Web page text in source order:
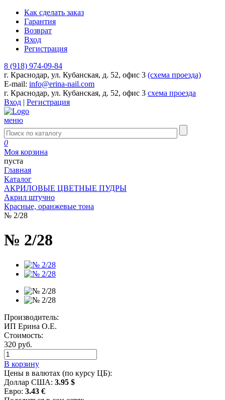
Как сделать заказ
Гарантия
Возврат
Вход
Регистрация
8 (918) 974-09-84
г. Краснодар, ул. Кубанская, д. 52, офис 3 (схема проезда)
E-mail: info@erina-nail.com
г. Краснодар, ул. Кубанская, д. 52, офис 3 схема проезда
Вход | Регистрация
меню
0
Моя корзина
пуста
Главная
Каталог
АКРИЛОВЫЕ ЦВЕТНЫЕ ПУДРЫ
Акрил штучно
Красные, оранжевые тона
№ 2/28
№ 2/28
Производитель:
ИП Ерина О.Е.
Стоимость:
320 руб.
В корзину
Цены в валютах (по курсу ЦБ):
Доллар США: 3.95 $
Евро: 3.43 €